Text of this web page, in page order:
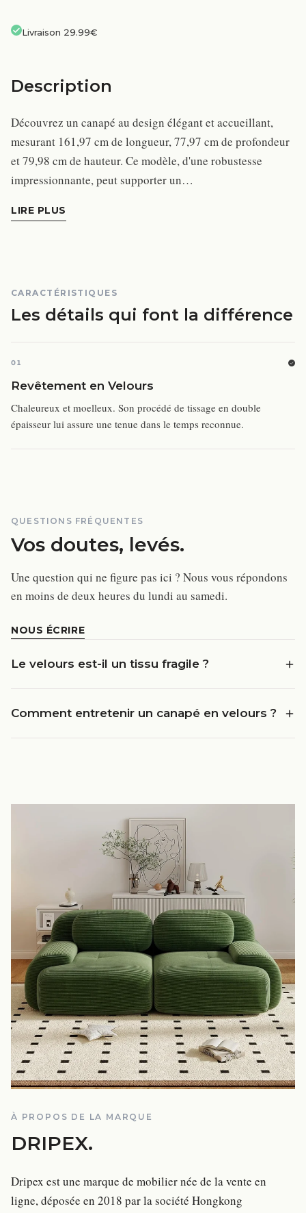
Livraison 29.99€
Description
Découvrez un canapé au design élégant et accueillant,
mesurant 161,97 cm de longueur, 77,97 cm de profondeur
et 79,98 cm de hauteur. Ce modèle, d'une robustesse
impressionnante, peut supporter un…
LIRE PLUS
CARACTÉRISTIQUES
Les détails qui font la différence
01
Revêtement en Velours
Chaleureux et moelleux. Son procédé de tissage en double
épaisseur lui assure une tenue dans le temps reconnue.
QUESTIONS FRÉQUENTES
Vos doutes, levés.
Une question qui ne figure pas ici ? Nous vous répondons
en moins de deux heures du lundi au samedi.
NOUS ÉCRIRE
Le velours est-il un tissu fragile ?
Comment entretenir un canapé en velours ?
À PROPOS DE LA MARQUE
DRIPEX.
Dripex est une marque de mobilier née de la vente en
ligne, déposée en 2018 par la société Hongkong